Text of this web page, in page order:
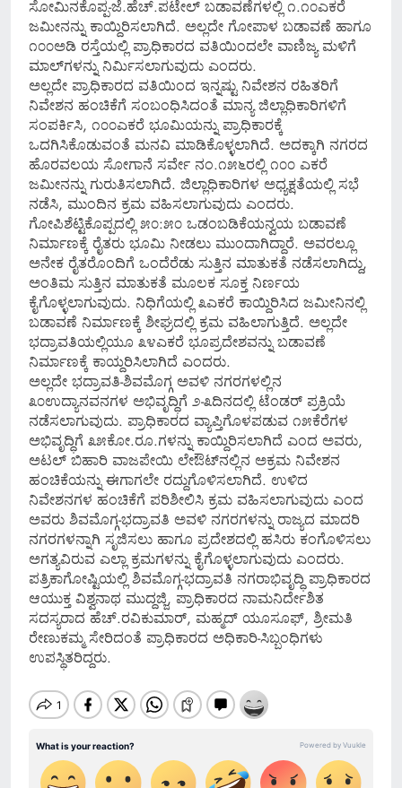
ಸೋಮಿನಕೊಪ್ಪ-ಜೆ.ಹೆಚ್.ಪಟೇಲ್ ಬಡಾವಣೆಗಳಲ್ಲಿ ೧.೧೦ಎಕರೆ
ಜಮೀನನ್ನು ಕಾಯ್ದಿರಿಸಲಾಗಿದೆ. ಅಲ್ಲದೇ ಗೋಪಾಳ ಬಡಾವಣೆ ಹಾಗೂ
೧೦೦ಅಡಿ ರಸ್ತೆಯಲ್ಲಿ ಪ್ರಾಧಿಕಾರದ ವತಿಯಿಂದಲೇ ವಾಣಿಜ್ಯ ಮಳಿಗೆ
ಮಾಲ್‌ಗಳನ್ನು ನಿರ್ಮಿಸಲಾಗುವುದು ಎಂದರು.
ಅಲ್ಲದೇ ಪ್ರಾಧಿಕಾರದ ವತಿಯಿಂದ ಇನ್ನಷ್ಟು ನಿವೇಶನ ರಹಿತರಿಗೆ
ನಿವೇಶನ ಹಂಚಿಕೆಗೆ ಸಂಬಂಧಿಸಿದಂತೆ ಮಾನ್ಯ ಜಿಲ್ಲಾಧಿಕಾರಿಗಳಿಗೆ
ಸಂಪರ್ಕಿಸಿ, ೧೦೦ಎಕರೆ ಭೂಮಿಯನ್ನು ಪ್ರಾಧಿಕಾರಕ್ಕೆ
ಒದಗಿಸಿಕೊಡುವಂತೆ ಮನವಿ ಮಾಡಿಕೊಳ್ಳಲಾಗಿದೆ. ಅದಕ್ಕಾಗಿ ನಗರದ
ಹೊರವಲಯ ಸೋಗಾನೆ ಸರ್ವೇ ನಂ.೧೫೬ರಲ್ಲಿ ೧೦೦ ಎಕರೆ
ಜಮೀನನ್ನು ಗುರುತಿಸಲಾಗಿದೆ. ಜಿಲ್ಲಾಧಿಕಾರಿಗಳ ಅಧ್ಯಕ್ಷತೆಯಲ್ಲಿ ಸಭೆ
ನಡೆಸಿ, ಮುಂದಿನ ಕ್ರಮ ವಹಿಸಲಾಗುವುದು ಎಂದರು.
ಗೋಪಿಶೆಟ್ಟಿಕೊಪ್ಪದಲ್ಲಿ ೫೦:೫೦ ಒಡಂಬಡಿಕೆಯನ್ವಯ ಬಡಾವಣೆ
ನಿರ್ಮಾಣಕ್ಕೆ ರೈತರು ಭೂಮಿ ನೀಡಲು ಮುಂದಾಗಿದ್ದಾರೆ. ಅವರಲ್ಲೂ
ಅನೇಕ ರೈತರೊಂದಿಗೆ ಒಂದೆರೆಡು ಸುತ್ತಿನ ಮಾತುಕತೆ ನಡೆಸಲಾಗಿದ್ದು,
ಅಂತಿಮ ಸುತ್ತಿನ ಮಾತುಕತೆ ಮೂಲಕ ಸೂಕ್ತ ನಿರ್ಣಯ
ಕೈಗೊಳ್ಳಲಾಗುವುದು. ನಿಧಿಗೆಯಲ್ಲಿ ೩ಎಕರೆ ಕಾಯ್ದಿರಿಸಿದ ಜಮೀನಿನಲ್ಲಿ
ಬಡಾವಣೆ ನಿರ್ಮಾಣಕ್ಕೆ ಶೀಘ್ರದಲ್ಲಿ ಕ್ರಮ ವಹಿಲಾಗುತ್ತಿದೆ. ಅಲ್ಲದೇ
ಭದ್ರಾವತಿಯಲ್ಲಿಯೂ ೩೪ಎಕರೆ ಭೂಪ್ರದೇಶವನ್ನು ಬಡಾವಣೆ
ನಿರ್ಮಾಣಕ್ಕೆ ಕಾಯ್ದರಿಸಿಲಾಗಿದೆ ಎಂದರು.
ಅಲ್ಲದೇ ಭದ್ರಾವತಿ-ಶಿವಮೊಗ್ಗ ಅವಳಿ ನಗರಗಳಲ್ಲಿನ
೩೦ಉದ್ಯಾನವನಗಳ ಅಭಿವೃದ್ಧಿಗೆ ೨-೩ದಿನದಲ್ಲಿ ಟೆಂಡರ್ ಪ್ರಕ್ರಿಯೆ
ನಡೆಸಲಾಗುವುದು. ಪ್ರಾಧಿಕಾರದ ವ್ಯಾಪ್ತಿಗೊಳಪಡುವ ೧೫ಕೆರೆಗಳ
ಅಭಿವೃದ್ಧಿಗೆ ೩೫ಕೋ.ರೂ.ಗಳನ್ನು ಕಾಯ್ದಿರಿಸಲಾಗಿದೆ ಎಂದ ಅವರು,
ಅಟಲ್ ಬಿಹಾರಿ ವಾಜಪೇಯಿ ಲೇಔಟ್‌ನಲ್ಲಿನ ಅಕ್ರಮ ನಿವೇಶನ
ಹಂಚಿಕೆಯನ್ನು ಈಗಾಗಲೇ ರದ್ದುಗೊಳಿಸಲಾಗಿದೆ. ಉಳಿದ
ನಿವೇಶನಗಳ ಹಂಚಿಕೆಗೆ ಪರಿಶೀಲಿಸಿ ಕ್ರಮ ವಹಿಸಲಾಗುವುದು ಎಂದ
ಅವರು ಶಿವಮೊಗ್ಗ-ಭದ್ರಾವತಿ ಅವಳಿ ನಗರಗಳನ್ನು ರಾಜ್ಯದ ಮಾದರಿ
ನಗರಗಳನ್ನಾಗಿ ಸೃಜಿಸಲು ಹಾಗೂ ಪ್ರದೇಶದಲ್ಲಿ ಹಸಿರು ಕಂಗೊಳಿಸಲು
ಅಗತ್ಯವಿರುವ ಎಲ್ಲಾ ಕ್ರಮಗಳನ್ನು ಕೈಗೊಳ್ಳಲಾಗುವುದು ಎಂದರು.
ಪತ್ರಿಕಾಗೋಷ್ಟಿಯಲ್ಲಿ ಶಿವಮೊಗ್ಗ-ಭದ್ರಾವತಿ ನಗರಾಭಿವೃದ್ಧಿ ಪ್ರಾಧಿಕಾರದ
ಆಯುಕ್ತ ವಿಶ್ವನಾಥ ಮುದ್ದಜ್ಜಿ, ಪ್ರಾಧಿಕಾರದ ನಾಮನಿರ್ದೇಶಿತ
ಸದಸ್ಯರಾದ ಹೆಚ್.ರವಿಕುಮಾರ್, ಮಹ್ಮದ್ ಯೂಸೂಫ್, ಶ್ರೀಮತಿ
ರೇಣುಕಮ್ಮ ಸೇರಿದಂತೆ ಪ್ರಾಧಿಕಾರದ ಅಧಿಕಾರಿ-ಸಿಬ್ಬಂಧಿಗಳು
ಉಪಸ್ಥಿತರಿದ್ದರು.